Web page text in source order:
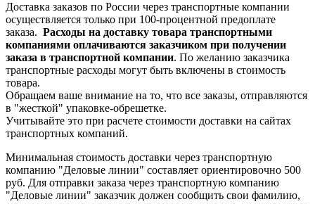
Доставка заказов по России через транспортные компании
осуществляется только при 100-процентной предоплате
заказа. Расходы на доставку товара транспортными
компаниями оплачиваются заказчиком при получении
заказа в транспортной компании. По желанию заказчика
транспортные расходы могут быть включены в стоимость
товара.
Обращаем ваше внимание на то, что все заказы, отправляются
в "жесткой" упаковке-обрешетке.
Учитывайте это при расчете стоимости доставки на сайтах
транспортных компаний.
Минимальная стоимость доставки через транспортную
компанию "Деловые линии" составляет ориентировочно 500
руб. Для отправки заказа через транспортную компанию
"Деловые линии" заказчик должен сообщить свои фамилию,